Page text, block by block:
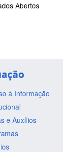
Abertos
à Informação
e Auxílios